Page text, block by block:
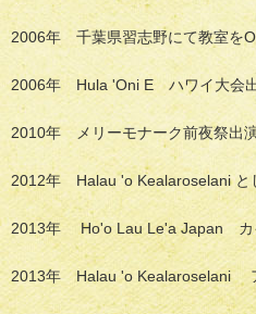
2006年 千葉県習志野にて教室を
2006年 Hula 'Oni E ハワイ大会
2010年 メリーモナーク前夜祭出
2012年 Halau 'o Kealaroselani と
2013年 Ho'o Lau Le'a Japan カ
2013年 Halau 'o Kealaroselani